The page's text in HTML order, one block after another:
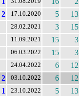
2 17.10.2020 5 13
28.02.2021 3 15
11.09.2021 15 3
06.03.2022 15 3
24.04.2022 6 12
2 03.10.2022 6 12
1 23.10.2022 5 13